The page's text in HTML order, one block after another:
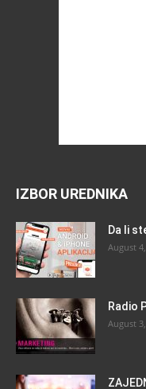
IZBOR UREDNIKA
Da li
August
Radio
August